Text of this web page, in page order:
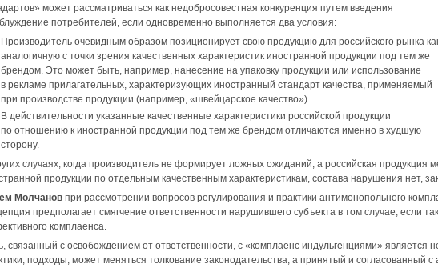
может рассматриваться как недобросовестная конкуренция путем введения
потребителей, если одновременно выполняется два условия:
Производитель очевидным образом позиционирует свою продукцию для российского рынка
аналогичную с точки зрения качественных характеристик иностранной продукции под тем же
брендом. Это может быть, например, нанесение на упаковку продукции или использование
в рекламе прилагательных, характеризующих иностранный стандарт качества, применяемый
при производстве продукции (например, «швейцарское качество»).
В действительности указанные качественные характеристики российской продукции
по отношению к иностранной продукции под тем же брендом отличаются именно в худшую
сторону.
случаях, когда производитель не формирует ложных ожиданий, а российская
продукции по отдельным качественным характеристикам, состава нарушения нет,
Молчанов при рассмотрении вопросов регулирования и практики антимонопольного
предполагает смягчение ответственности нарушившего субъекта в том случае, если
комплаенса.
связанный с освобождением от ответственности, с «комплаенс индульгенциями»
подходы, может меняться толкование законодательства, а принятый и